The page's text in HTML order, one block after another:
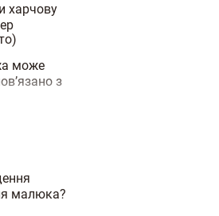
харчову
може
з
які
малюка?